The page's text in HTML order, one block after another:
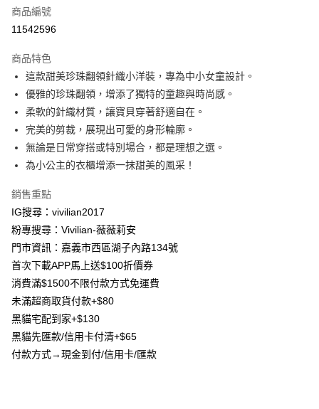
信用卡分期付款
合作金庫商業銀行
華南商業銀行
彰化商業銀行
上海商業儲蓄銀行
台北富邦商業銀行
國泰世華商業銀行
兆豐國際商業銀行
臺灣中小企業銀行
台中商業銀行
匯豐（台灣）商業銀行
華泰商業銀行
聯邦商業銀行
遠東國際商業銀行
元大商業銀行
永豐商業銀行
台新國際商業銀行
台灣樂天信用卡公司
超商取貨付款
LINE Pay
Apple Pay
街口支付
Google Pay
大哥付你分期
相關說明
【大哥付你分期使用說明】
2.付款方式選擇「大哥付你分期」，訂單成立後會自動跳轉到大哥付的交易
流程，驗證手機門號後，選擇欲分期的期數、繳款截止日，確認付款後即完
成交易。
3.實際核准額度、可分期數及費用金額請依後續交易確認頁面所載為準。
4.訂單成立30分鐘內，如未前往確認交易或遇審核未通過，訂單將自動取
消。如遇「轉專審核」未通過狀況，表示未達大哥付你分期系統評分，恕無
AFTEE先享後付
相關說明
【關於「AFTEE先享後付」】
AFTEE先享後付是「在收到商品之後才付款」的支付方式。 讓您購物簡單
便利好安心！
１．簡單：不需註冊會員、不需綁卡、不需儲值。
２．便利：只要手機號碼，簡訊認證，即可結帳。
ATM付款
貨到付款
商品編號
11542596
商品特色
這款甜美珍珠翻領針織小洋裝，專為中小女童設計。
優雅的珍珠翻領，增添了獨特的童趣與時尚感。
柔軟的針織材質，讓寶貝穿著舒適自在。
完美的剪裁，展現出可愛的身形輪廓。
無論是日常穿搭或特別場合，都是理想之選。
為小公主的衣櫃增添一抹甜美的風采！
銷售重點
IG搜尋：vivilian2017
粉專搜尋：Vivilian-薇薇莉安
門市資訊：嘉義市西區湖子內路134號
首次下載APP馬上送$100折價券
消費滿$1500不限付款方式免運費
未滿超商取貨付款+$80
黑貓宅配到家+$130
黑貓先匯款/信用卡付清+$65
付款方式→現金到付/信用卡/匯款